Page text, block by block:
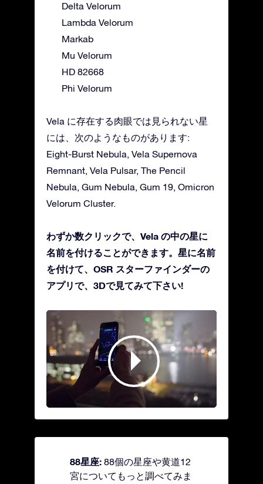
Delta Velorum
Lambda Velorum
Markab
Mu Velorum
HD 82668
Phi Velorum
Vela に存在する肉眼では見られない星
には、次のようなものがあります:
Eight-Burst Nebula, Vela Supernova
Remnant, Vela Pulsar, The Pencil
Nebula, Gum Nebula, Gum 19, Omicron
Velorum Cluster.
わずか数クリックで、Vela の中の星に
名前を付けることができます。星に名前
を付けて、OSR スターファインダーの
アプリで、3Dで見てみて下さい!
88星座: 88個の星座や黄道12
宮についてもっと調べてみま